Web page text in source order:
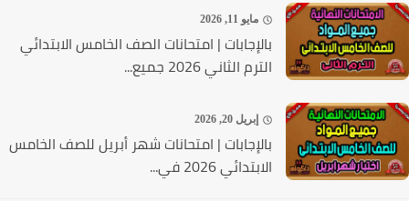
مايو 11, 2026
بالإجابات | امتحانات الصف الخامس الابتدائي
الترم الثاني 2026 جميع...
إبريل 20, 2026
بالإجابات | امتحانات شهر أبريل للصف الخامس
الابتدائي 2026 في...